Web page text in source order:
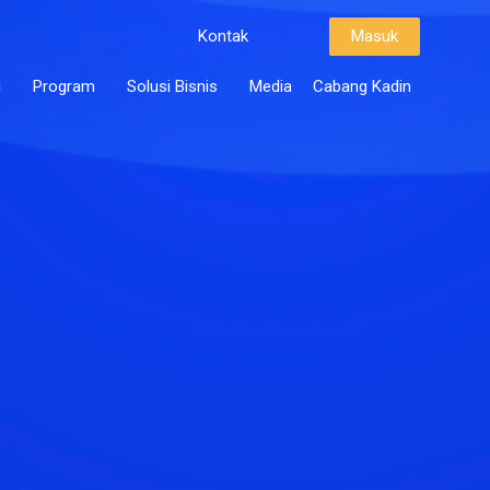
Kontak Masuk
Program Solusi Bisnis Media Cabang Kadin